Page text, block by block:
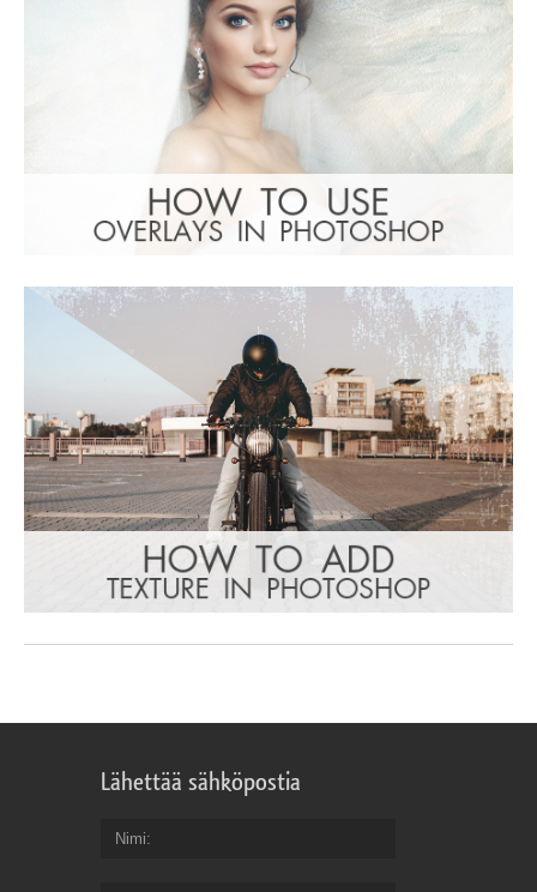
Lähettää sähköpostia
Nimi